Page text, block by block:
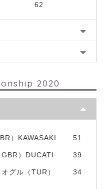
62
2020
）KAWASAKI 51
）DUCATI 39
グル（TUR）
34